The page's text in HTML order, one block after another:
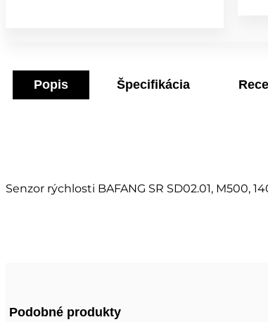
Popis Špecifikácia
Senzor rýchlosti BAFANG SR SD02.01, M500,
Podobné produkty